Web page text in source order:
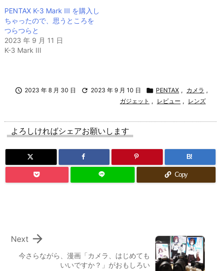
PENTAX K-3 Mark III を購入し
ちゃったので、思うところを
つらつらと
2023 年 9 月 11 日
K-3 Mark III
 2023 年 8 月 30 日  2023 年 9 月 10 日  PENTAX , カメラ ,
ガジェット , レビュー , レンズ
よろしければシェアお願いします
B!
Copy
今さらながら、漫画「カメラ、はじめても
いいですか？」がおもしろい

Next